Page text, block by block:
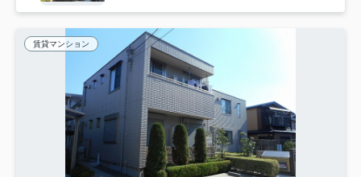
賃貸マンション